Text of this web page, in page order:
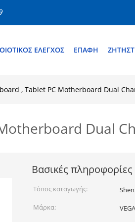
ΈΛΕΓΧΟΣ ΕΠΑΦΉ
, Tablet PC Motherboard Dual
Dual
Βασικές πληροφορίες
Τόπος καταγωγής:
Μάρκα: